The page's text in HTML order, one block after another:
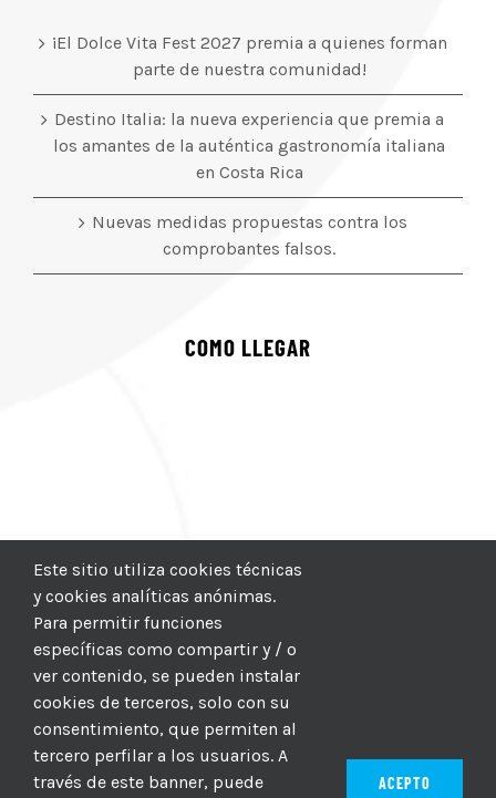
¡El Dolce Vita Fest 2027 premia a quienes forman
parte de nuestra comunidad!
Destino Italia: la nueva experiencia que premia a
los amantes de la auténtica gastronomía italiana
en Costa Rica
Nuevas medidas propuestas contra los
comprobantes falsos.
COMO LLEGAR
Este sitio utiliza cookies técnicas
y cookies analíticas anónimas.
Para permitir funciones
específicas como compartir y / o
ver contenido, se pueden instalar
cookies de terceros, solo con su
consentimiento, que permiten al
tercero perfilar a los usuarios. A
través de este banner, puede
ACEPTO